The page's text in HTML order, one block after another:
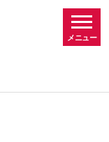
メニュー